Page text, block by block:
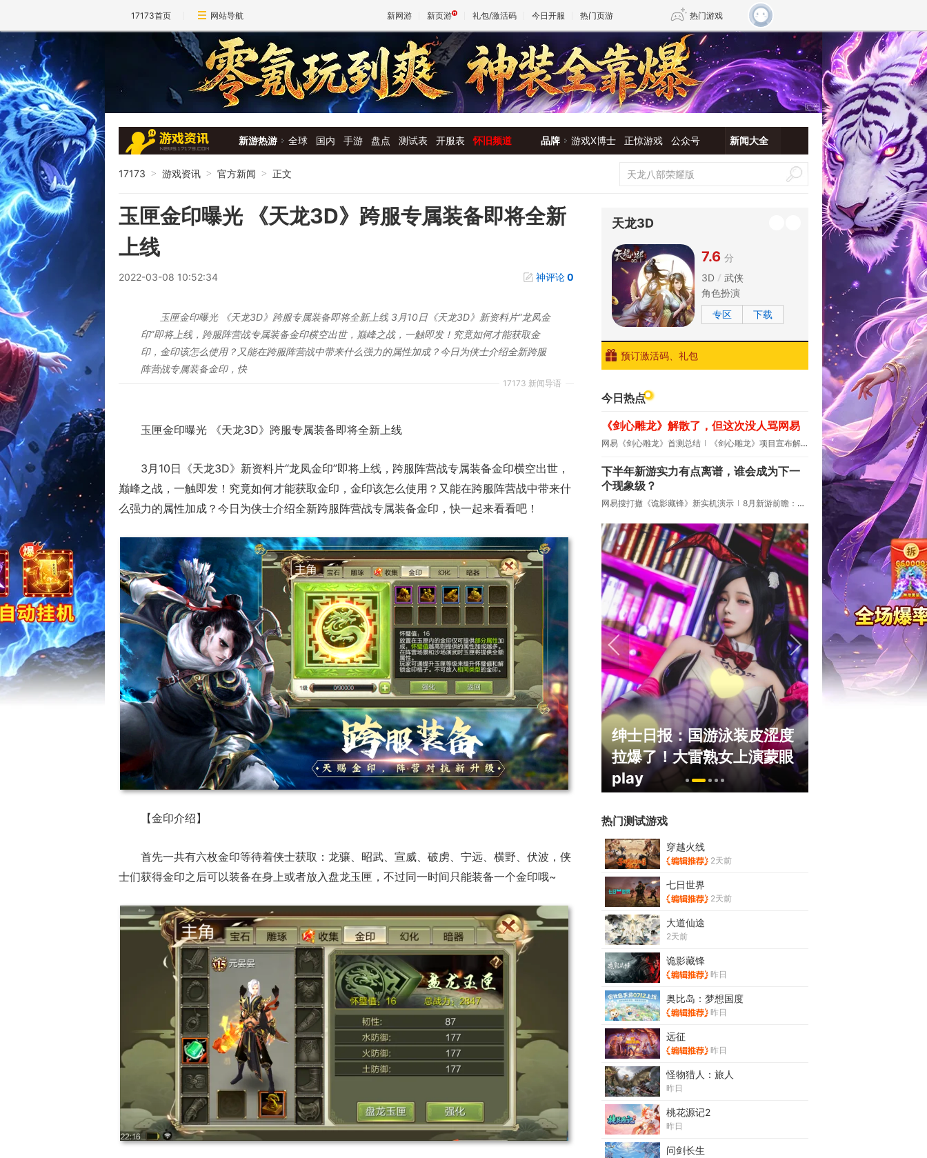
17173首页 网站导航 新网游 新页游 礼包/激活码 今日开服 热门页游 热门游戏
魔兽 DNF 传奇4
天堂 剑网3旗舰版 新天龙八部
新游热游 全球 国内 手游 盘点 测试表 开服表 怀旧频道 品牌 游戏X博士 正惊游戏 公众号 新闻大全
17173 > 游戏资讯 > 官方新闻 > 正文
玉匣金印曝光 《天龙3D》跨服专属装备即将全新
上线
2022-03-08 10:52:34 神评论0
17173 新闻导语
玉匣金印曝光 《天龙3D》跨服专属装备即将全新上线 3月10日《天龙3D》新资料片“龙凤金
印”即将上线，跨服阵营战专属装备金印横空出世，巅峰之战，一触即发！究竟如何才能获取金
印，金印该怎么使用？又能在跨服阵营战中带来什么强力的属性加成？今日为侠士介绍全新跨服
阵营战专属装备金印，快
玉匣金印曝光 《天龙3D》跨服专属装备即将全新上线
3月10日《天龙3D》新资料片“龙凤金印”即将上线，跨服阵营战专属装备金印横空出世，
巅峰之战，一触即发！究竟如何才能获取金印，金印该怎么使用？又能在跨服阵营战中带来什
么强力的属性加成？今日为侠士介绍全新跨服阵营战专属装备金印，快一起来看看吧！
【金印介绍】
首先一共有六枚金印等待着侠士获取：龙骧、昭武、宣威、破虏、宁远、横野、伏波，侠
士们获得金印之后可以装备在身上或者放入盘龙玉匣，不过同一时间只能装备一个金印哦~
天龙3D
7.6 分
3D
武侠
角色扮演
专区
下载
预订激活码、礼包
今日热点
《剑心雕龙》解散了，但这次没人骂网易
网易《剑心雕龙》首测总结 《剑心雕龙》项目宣布解散
下半年新游实力有点离谱，谁会成为下一
个现象级？
网易搜打撤《诡影藏锋》新实机演示 8月新游前瞻：《诡秘之主》领衔
17周年庆典 争霸赛大区火
爆开启
一看吓一跳：雷死人不偿命
的囧图集（1171）
绅士日报：国游泳装皮涩度
拉爆了！大雷熟女上演蒙眼
play
热门测试游戏
穿越火线
2天前
七日世界
2天前
大道仙途
2天前
诡影藏锋
昨日
奥比岛：梦想国度
昨日
远征
昨日
怪物猎人：旅人
昨日
桃花源记2
昨日
问剑长生